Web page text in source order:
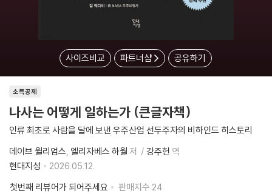
사이즈비교 파트너샵 공유하기
소득공제
나사는 어떻게 일하는가 (큰글자책)
인류 최초로 사람을 달에 보낸 우주산업 선두주자의 비하인드 히스토리
데이브 윌리엄스 엘리자베스 하월 저 강주헌 역
현대지성
2026.05.12.
첫번째 리뷰어가 되어주세요
판매지수 24